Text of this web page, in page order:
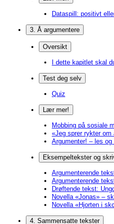
Dataspill: positivt
3. Å argumentere
Oversikt
I dette kapitlet skal
Test deg selv
Quiz
Lær mer!
Mobbing på sosiale
«Jeg sprer rykter
Argumenter! – les
Eksempeltekster og
Argumenterende
Argumenterende
Drøftende tekst:
Novella «Jonas» –
Novella «Hjorten i
4. Sammensatte tekster